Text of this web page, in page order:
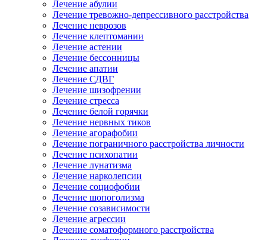
Лечение абулии
Лечение тревожно-депрессивного расстройства
Лечение неврозов
Лечение клептомании
Лечение астении
Лечение бессонницы
Лечение апатии
Лечение СДВГ
Лечение шизофрении
Лечение стресса
Лечение белой горячки
Лечение нервных тиков
Лечение агорафобии
Лечение пограничного расстройства личности
Лечение психопатии
Лечение лунатизма
Лечение нарколепсии
Лечение социофобии
Лечение шопоголизма
Лечение созависимости
Лечение агрессии
Лечение соматоформного расстройства